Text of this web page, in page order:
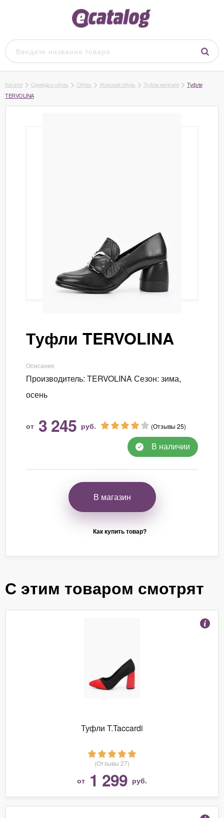
Каталог Одежда и обувь Обувь Женская обувь Туфли женские
Туфли
TERVOLINA
Туфли TERVOLINA
Описание
Производитель: TERVOLINA Сезон: зима,
осень
от 3 245 руб. (Отзывы 25)
В наличии
В магазин
Как купить товар?
С этим товаром смотрят
Туфли T.Taccardi
(Отзывы 27)
от 1 299 руб.